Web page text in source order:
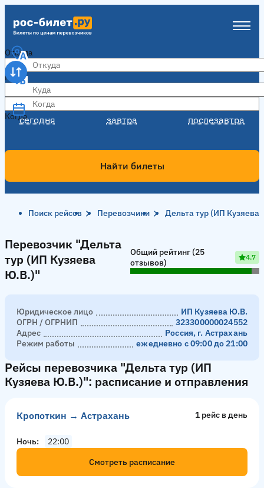
Откуда
Куда
Когда
сегодня завтра послезавтра
Когда
Найти билеты
Поиск рейсов Перевозчики Дельта тур (ИП
Перевозчик "Дельта тур (ИП Кузяева Ю.В.)"
Перевозчик "Дельта
тур (ИП Кузяева
Ю.В.)"
Общий рейтинг (25
отзывов)
4.7
Юридическое лицо
ИП Кузяева Ю.В.
ОГРН / ОГРНИП
323300000024552
Адрес
Россия, г. Астрахань
Режим работы
ежедневно с 09:00 до 21:00
Рейсы перевозчика "Дельта тур (ИП
Кузяева Ю.В.)": расписание и отправления
Кропоткин → Астрахань 1 рейс в день
Ночь
22:00
Смотреть расписание